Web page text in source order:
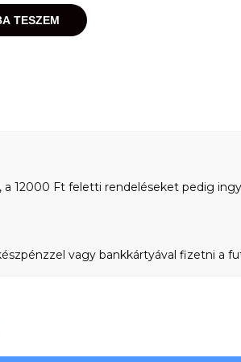
TESZEM
12000 Ft feletti rendeléseket pedig
vagy bankkártyával fizetni a